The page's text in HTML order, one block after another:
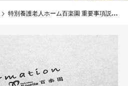
特別養護老人ホーム百楽園 重要事項説明書